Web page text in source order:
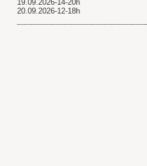
19.09.2026-14-20h
20.09.2026-12-18h